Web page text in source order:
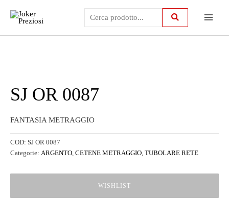
contenuto
SJ OR 0087
FANTASIA METRAGGIO
COD: SJ OR 0087
Categorie: ARGENTO, CETENE METRAGGIO, TUBOLARE RETE
WISHLIST